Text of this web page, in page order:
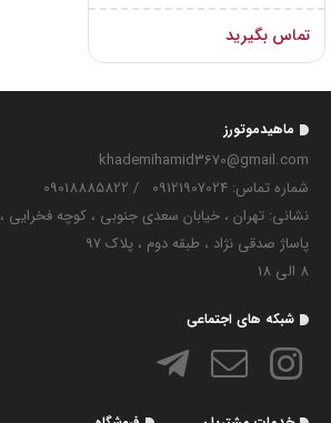
تماس بگیرید
ماهیدموتورز
khademihamid3670@gmail.com
شماره تماس‌: 09121907024
/
09018885822
نشانی: تهران ، خیابان سعدی جنوبی ، کوچه فخرایی ،
پاساژ صدقی نژاد ، طبقه دوم ، پلاک 97
8 الی 18
شبکه های اجتماعی